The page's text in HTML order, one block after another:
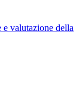
e valutazione della